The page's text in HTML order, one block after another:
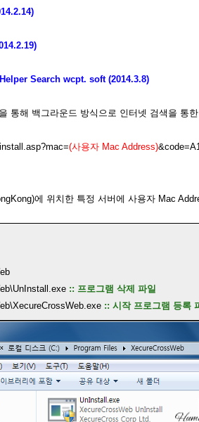
Search wcpt. soft (2014.3.8)
통해 백그라운드 방식으로 인터넷 검색을 통
(사용자 Mac Address)
에 위치한 특정 서버에 사용자 Mac
:: 프로그램 삭제 파일
:: 시작 프로그램 등록